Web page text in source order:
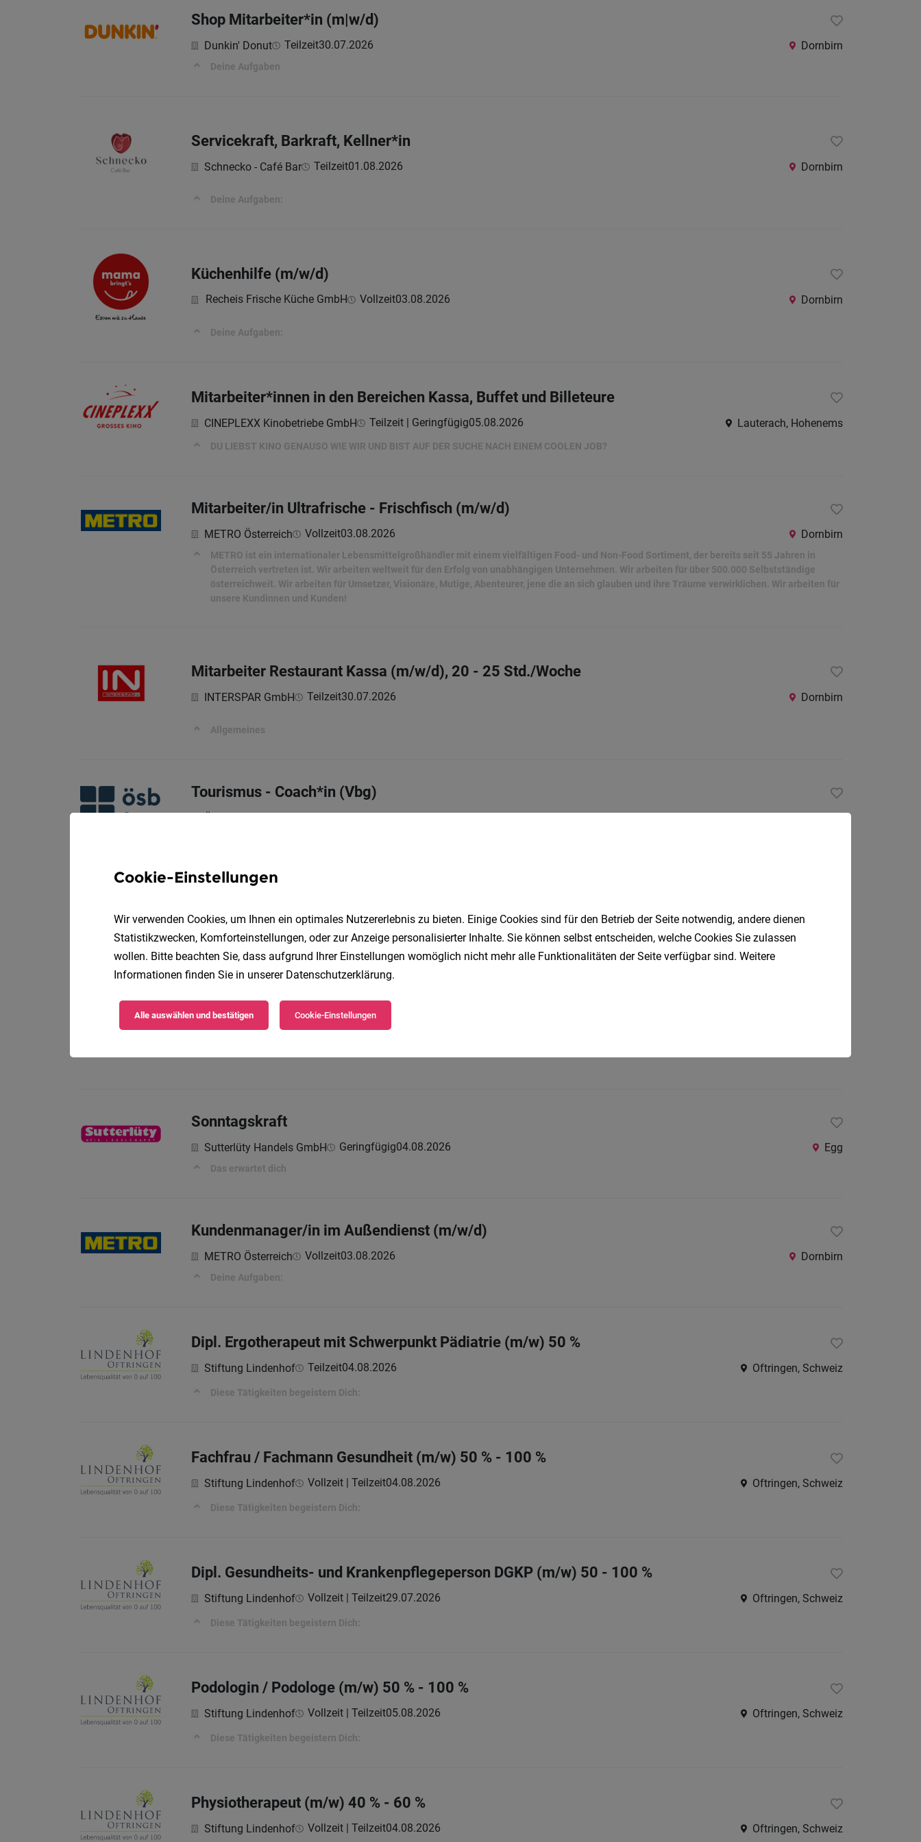
Shop Mitarbeiter*in (m|w/d)
Dunkin' Donut Teilzeit30.07.2026 Dornbirn
Deine Aufgaben
Servicekraft, Barkraft, Kellner*in
Schnecko - Café Bar Teilzeit01.08.2026 Dornbirn
Deine Aufgaben:
Küchenhilfe (m/w/d)
Recheis Frische Küche GmbH Vollzeit03.08.2026 Dornbirn
Deine Aufgaben:
Mitarbeiter*innen in den Bereichen Kassa, Buffet und Billeteure
CINEPLEXX Kinobetriebe GmbH Teilzeit | Geringfügig05.08.2026 Lauterach, Hohenems
DU LIEBST KINO GENAUSO WIE WIR UND BIST AUF DER SUCHE NACH EINEM COOLEN JOB?
Mitarbeiter/in Ultrafrische - Frischfisch (m/w/d)
METRO Österreich Vollzeit03.08.2026 Dornbirn
METRO ist ein internationaler Lebensmittelgroßhändler mit einem vielfältigen Food- und Non-Food Sortiment, der bereits seit 55 Jahren in
Österreich vertreten ist. Wir arbeiten weltweit für den Erfolg von unabhängigen Unternehmen. Wir arbeiten für über 500.000 Selbstständige
österreichweit. Wir arbeiten für Umsetzer, Visionäre, Mutige, Abenteurer, jene die an sich glauben und ihre Träume verwirklichen. Wir arbeiten für
unsere Kundinnen und Kunden!
Mitarbeiter Restaurant Kassa (m/w/d), 20 - 25 Std./Woche
INTERSPAR GmbH Teilzeit30.07.2026 Dornbirn
Allgemeines
Tourismus - Coach*in (Vbg)
Vollzeit | Teilzeit04.08.2026
Möbelix GmbH 04.08.2026 Dornbirn
Bäcker
Sonntagskraft
Sutterlüty Handels GmbH Geringfügig04.08.2026 Egg
Das erwartet dich
Kundenmanager/in im Außendienst (m/w/d)
METRO Österreich Vollzeit03.08.2026 Dornbirn
Deine Aufgaben:
Dipl. Ergotherapeut mit Schwerpunkt Pädiatrie (m/w) 50 %
Stiftung Lindenhof Teilzeit04.08.2026 Oftringen, Schweiz
Diese Tätigkeiten begeistern Dich:
Fachfrau / Fachmann Gesundheit (m/w) 50 % - 100 %
Stiftung Lindenhof Vollzeit | Teilzeit04.08.2026 Oftringen, Schweiz
Diese Tätigkeiten begeistern Dich:
Dipl. Gesundheits- und Krankenpflegeperson DGKP (m/w) 50 - 100 %
Stiftung Lindenhof Vollzeit | Teilzeit29.07.2026 Oftringen, Schweiz
Diese Tätigkeiten begeistern Dich:
Podologin / Podologe (m/w) 50 % - 100 %
Stiftung Lindenhof Vollzeit | Teilzeit05.08.2026 Oftringen, Schweiz
Diese Tätigkeiten begeistern Dich:
Physiotherapeut (m/w) 40 % - 60 %
Stiftung Lindenhof Vollzeit | Teilzeit04.08.2026 Oftringen, Schweiz
Cookie-Einstellungen
Wir verwenden Cookies, um Ihnen ein optimales Nutzererlebnis zu bieten. Einige Cookies sind für den Betrieb der Seite notwendig, andere dienen
Statistikzwecken, Komforteinstellungen, oder zur Anzeige personalisierter Inhalte. Sie können selbst entscheiden, welche Cookies Sie zulassen
wollen. Bitte beachten Sie, dass aufgrund Ihrer Einstellungen womöglich nicht mehr alle Funktionalitäten der Seite verfügbar sind. Weitere
Informationen finden Sie in unserer Datenschutzerklärung.
Alle auswählen und bestätigen Cookie-Einstellungen